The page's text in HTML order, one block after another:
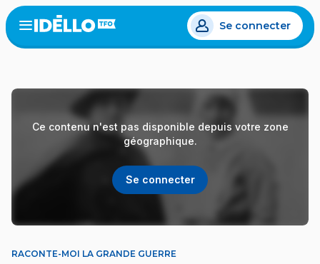
Aller
au
contenu
Open
menu
Se connecter
Ce contenu n'est pas disponible depuis votre zone
géographique.
Se connecter
RACONTE-MOI LA GRANDE GUERRE